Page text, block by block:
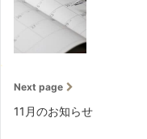
Next page
11月のお知らせ